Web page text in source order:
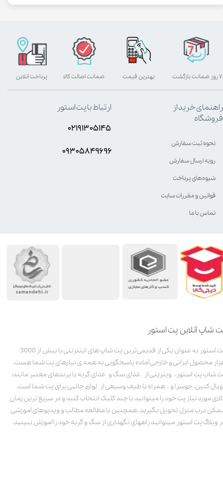
شاپ آنلاین پت استور
پت استور به عنوان یکی از قدیمی‌ترین پت شاپ های اینترنتی با بیش از 3000
محصول ایرانی و خارجی آماده پاسخگویی به همه ی نیازهای پت شما هست.
شاپ پت استور، ویترینی از غذای سگ و غذای گربه با برندهای معتبر مانند:
کنین، جوسرا و .. همراه با طیف وسیعی از لوازم جانبی برای پت شما است.
مورد نیاز پت خود را میتوانید با چند کلیک انتخاب کنید و در سریع ترین زمان
درب منزل تحویل بگیرید. همچنین با مطالعه مطالب و ویدیوهای آموزشی
وبلاگ پت استور میتوانید راههای نگهداری از سگ و گربه خود را آموزش ببینید.
بهترین قیمت پرداخت آنلاین ۷ روز ضمانت بازگشت ضمانت اصالت کالا
راهنمای خرید از
فروشگاه
نحوه ثبت سفارش
رویه ارسال سفارش
شیوه‌های پرداخت
قوانین و مقررات سایت
تماس با ما
ارتباط با پت استور
۰۲۱۹۱۳۰۵۱۴۵
۰۹۳۰۵8۴9696